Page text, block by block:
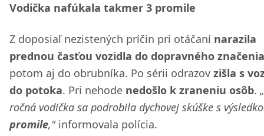
Vodička nafúkala takmer 3 promile
Z doposiaľ nezistených príčin pri otáčaní narazila
prednou časťou vozidla do dopravného značenia
potom aj do obrubníka. Po sérii odrazov zišla s
do potoka. Pri nehode nedošlo k zraneniu osôb.
ročná vodička sa podrobila dychovej skúške s
promile,"informovala polícia.